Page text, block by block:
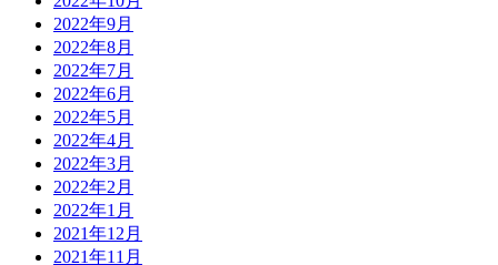
2022年9月
2022年8月
2022年7月
2022年6月
2022年5月
2022年4月
2022年3月
2022年2月
2022年1月
2021年12月
2021年11月